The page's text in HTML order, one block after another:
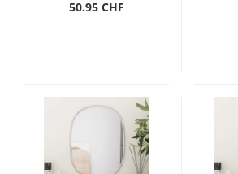
50.95 CHF